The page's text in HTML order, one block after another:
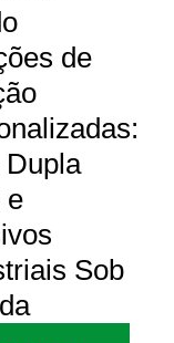
de
Dupla
e
Sob